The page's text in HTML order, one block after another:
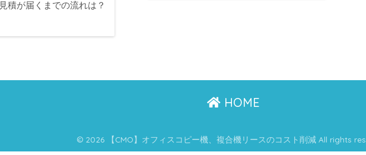
見積が届くまでの流れは？
HOME
© 2026 【CMO】オフィスコピー機、複合機リースのコスト削減 All rights